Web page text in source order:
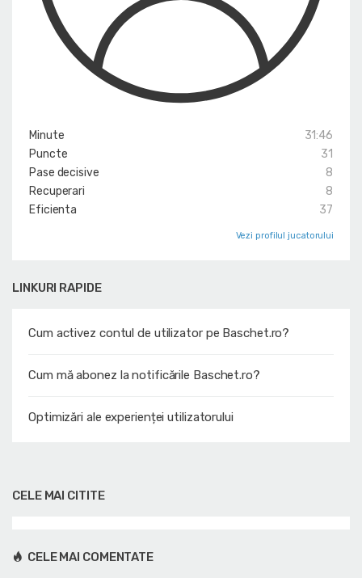
Minute
31:46
Puncte
31
Pase decisive
8
Recuperari
8
Eficienta
37
Vezi profilul jucatorului
LINKURI RAPIDE
Cum activez contul de utilizator pe Baschet.ro?
Cum mă abonez la notificările Baschet.ro?
Optimizări ale experienței utilizatorului
CELE MAI CITITE
CELE MAI COMENTATE